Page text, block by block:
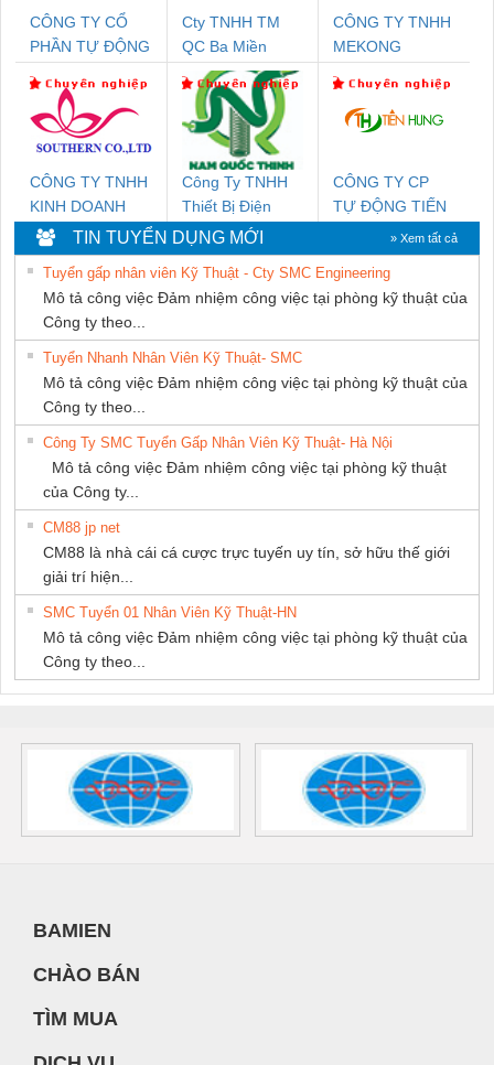
CÔNG TY CỔ
PHẦN TỰ ĐỘNG
Cty TNHH TM
QC Ba Miền
CÔNG TY TNHH
MEKONG
SUPPLY
CÔNG TY TNHH
KINH DOANH
DỊCH VỤ XNK
PHƯƠNG NAM
Công Ty TNHH
Thiết Bị Điện
Nam Quốc Thịnh
CÔNG TY CP
TỰ ĐỘNG TIẾN
TIN TUYỂN DỤNG MỚI » Xem tất cả
Tuyển gấp nhân viên Kỹ Thuật - Cty SMC Engineering
Mô tả công việc Đảm nhiệm công việc tại phòng kỹ thuật của
Công ty theo...
Tuyển Nhanh Nhân Viên Kỹ Thuật- SMC
Mô tả công việc Đảm nhiệm công việc tại phòng kỹ thuật của
Công ty theo...
Công Ty SMC Tuyển Gấp Nhân Viên Kỹ Thuật- Hà Nội
Mô tả công việc Đảm nhiệm công việc tại phòng kỹ thuật
của Công ty...
CM88 jp net
CM88 là nhà cái cá cược trực tuyến uy tín, sở hữu thế giới
giải trí hiện...
SMC Tuyển 01 Nhân Viên Kỹ Thuật-HN
Mô tả công việc Đảm nhiệm công việc tại phòng kỹ thuật của
Công ty theo...
BAMIEN
CHÀO BÁN
TÌM MUA